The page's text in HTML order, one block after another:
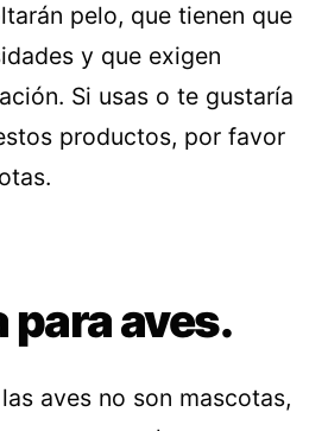
pelo, que tienen que
y que exigen
Si usas o te gustaría
productos, por favor
para aves.
aves no son mascotas,